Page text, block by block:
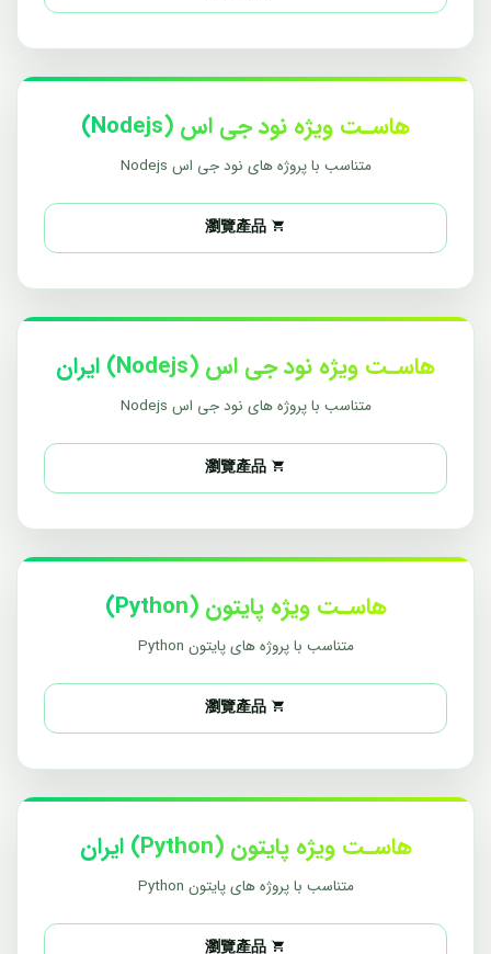
هاسـت ویژه نود جی اس (Nodejs)
متناسب با پروژه های نود جی اس Nodejs
瀏覽產品
هاسـت ویژه نود جی اس (Nodejs) ایران
متناسب با پروژه های نود جی اس Nodejs
瀏覽產品
هاسـت ویژه پایتون (Python)
متناسب با پروژه های پایتون Python
瀏覽產品
هاسـت ویژه پایتون (Python) ایران
متناسب با پروژه های پایتون Python
瀏覽產品